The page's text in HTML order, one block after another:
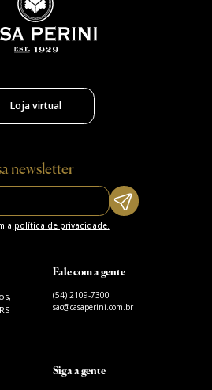
Loja virtual
newsletter
a política de privacidade.
Fale com a gente
(54) 2109-7300
sac@casaperini.com.br
Siga a gente